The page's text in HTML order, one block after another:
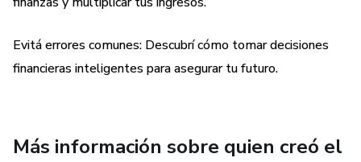
Evitá errores comunes: Descubrí cómo tomar decisiones
financieras inteligentes para asegurar tu futuro.
Más información sobre quien creó el